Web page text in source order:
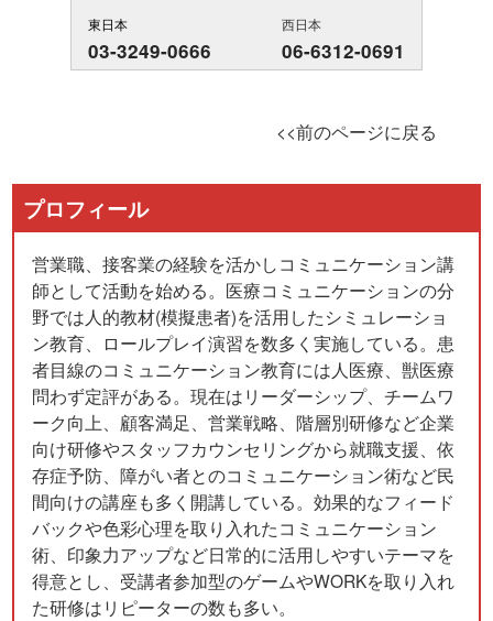
東日本
03-3249-0666
西日本
06-6312-0691
<<前のページに戻る
プロフィール
営業職、接客業の経験を活かしコミュニケーション講
師として活動を始める。医療コミュニケーションの分
野では人的教材(模擬患者)を活用したシミュレーショ
ン教育、ロールプレイ演習を数多く実施している。患
者目線のコミュニケーション教育には人医療、獣医療
問わず定評がある。現在はリーダーシップ、チームワ
ーク向上、顧客満足、営業戦略、階層別研修など企業
向け研修やスタッフカウンセリングから就職支援、依
存症予防、障がい者とのコミュニケーション術など民
間向けの講座も多く開講している。効果的なフィード
バックや色彩心理を取り入れたコミュニケーション
術、印象力アップなど日常的に活用しやすいテーマを
得意とし、受講者参加型のゲームやWORKを取り入れ
た研修はリピーターの数も多い。